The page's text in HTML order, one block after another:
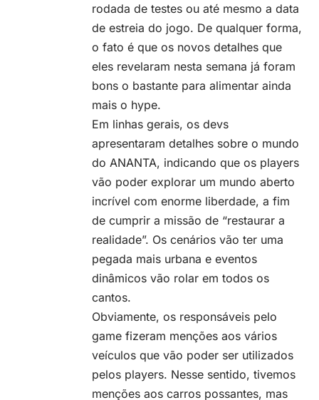
rodada de testes ou até mesmo a data
de estreia do jogo. De qualquer forma,
o fato é que os novos detalhes que
eles revelaram nesta semana já foram
bons o bastante para alimentar ainda
mais o hype.
Em linhas gerais, os devs
apresentaram detalhes sobre o mundo
do ANANTA, indicando que os players
vão poder explorar um mundo aberto
incrível com enorme liberdade, a fim
de cumprir a missão de “restaurar a
realidade”. Os cenários vão ter uma
pegada mais urbana e eventos
dinâmicos vão rolar em todos os
cantos.
Obviamente, os responsáveis pelo
game fizeram menções aos vários
veículos que vão poder ser utilizados
pelos players. Nesse sentido, tivemos
menções aos carros possantes, mas